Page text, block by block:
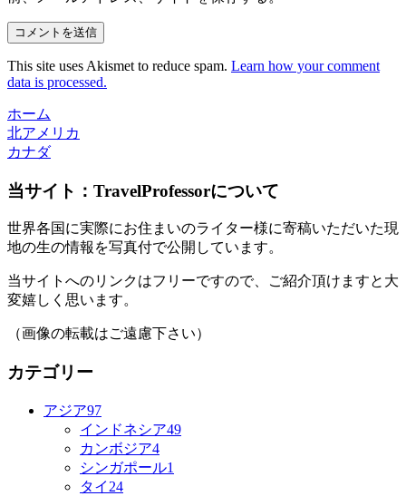
This site uses Akismet to reduce spam. Learn how your comment
data is processed.
ホーム
北アメリカ
カナダ
当サイト：TravelProfessorについて
世界各国に実際にお住まいのライター様に寄稿いただいた現
地の生の情報を写真付で公開しています。
当サイトへのリンクはフリーですので、ご紹介頂けますと大
変嬉しく思います。
（画像の転載はご遠慮下さい）
カテゴリー
アジア97
インドネシア49
カンボジア4
シンガポール1
タイ 24